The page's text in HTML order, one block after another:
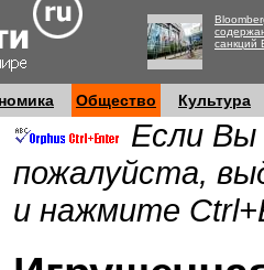
санкций
Общество Культура
Если Вы
пожалуйста,
и нажмите